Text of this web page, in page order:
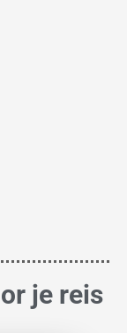
je reis